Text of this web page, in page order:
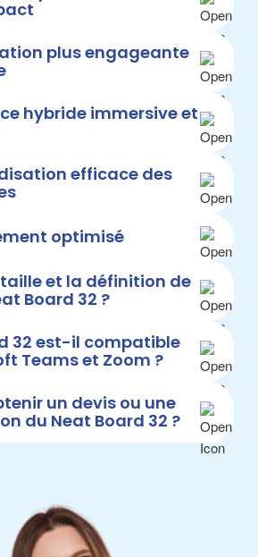
plus engageante
hybride immersive et
efficace des
optimisé
et la définition de
Board 32 ?
32 est-il compatible
Teams et Zoom ?
un devis ou une
du Neat Board 32 ?